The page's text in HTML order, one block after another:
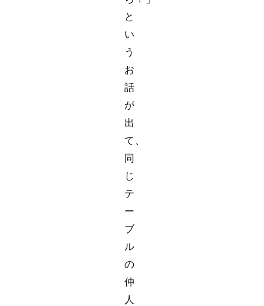
と
い
う
お
話
が
出
て、
同
じ
テ
ー
ブ
ル
の
仲
人